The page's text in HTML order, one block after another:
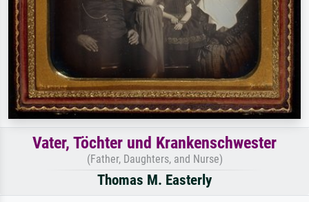
Vater, Töchter und Krankenschwester
(Father, Daughters, and Nurse)
Thomas M. Easterly